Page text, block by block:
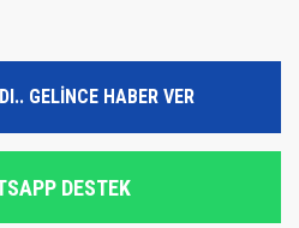
GELİNCE HABER VER
DESTEK